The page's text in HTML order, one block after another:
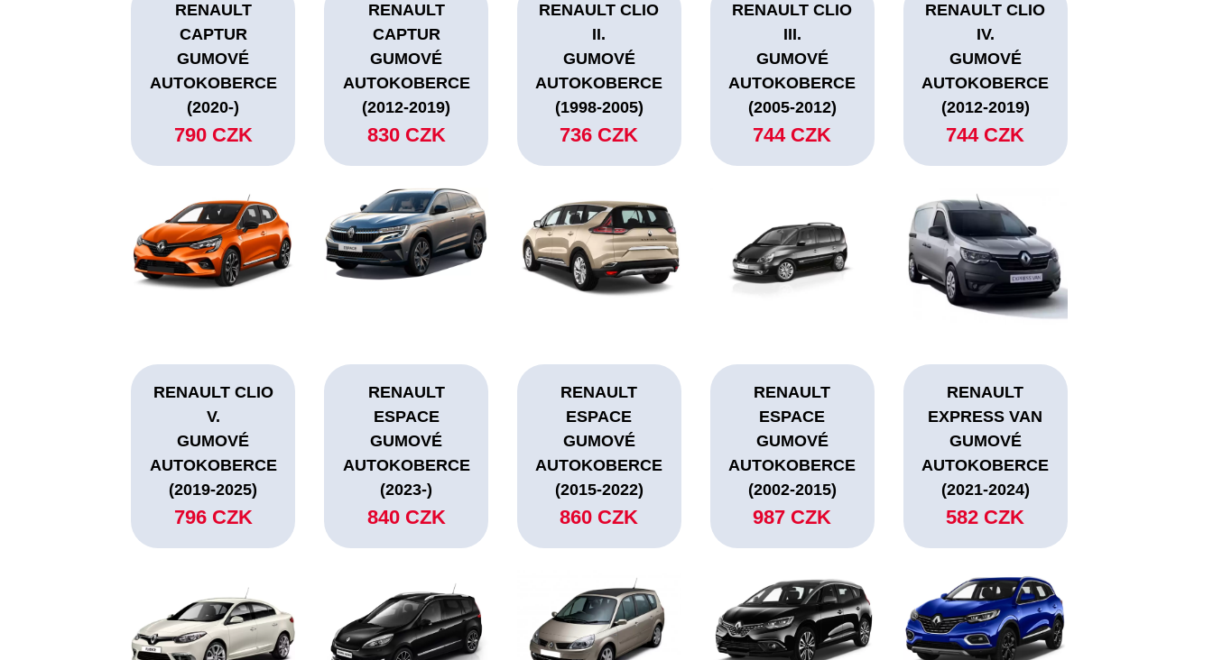
RENAULT
CAPTUR
GUMOVÉ
AUTOKOBERCE
(2020-)
790 CZK
RENAULT
CAPTUR
GUMOVÉ
AUTOKOBERCE
(2012-2019)
830 CZK
RENAULT CLIO
II.
GUMOVÉ
AUTOKOBERCE
(1998-2005)
736 CZK
RENAULT CLIO
III.
GUMOVÉ
AUTOKOBERCE
(2005-2012)
744 CZK
RENAULT CLIO
IV.
GUMOVÉ
AUTOKOBERCE
(2012-2019)
744 CZK
RENAULT CLIO
V.
GUMOVÉ
AUTOKOBERCE
(2019-2025)
796 CZK
RENAULT
ESPACE
GUMOVÉ
AUTOKOBERCE
(2023-)
840 CZK
RENAULT
ESPACE
GUMOVÉ
AUTOKOBERCE
(2015-2022)
860 CZK
RENAULT
ESPACE
GUMOVÉ
AUTOKOBERCE
(2002-2015)
987 CZK
RENAULT
EXPRESS VAN
GUMOVÉ
AUTOKOBERCE
(2021-2024)
582 CZK